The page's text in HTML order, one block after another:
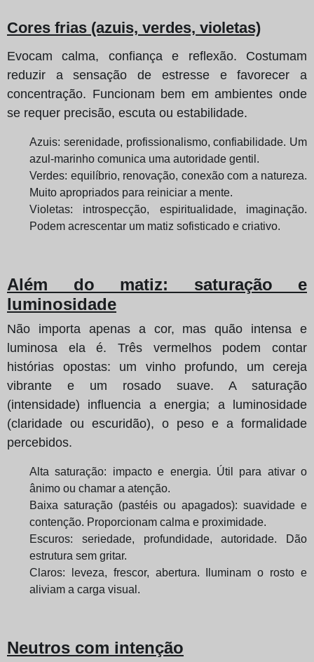
Cores frias (azuis, verdes, violetas)
Evocam calma, confiança e reflexão. Costumam
reduzir a sensação de estresse e favorecer a
concentração. Funcionam bem em ambientes onde
se requer precisão, escuta ou estabilidade.
Azuis: serenidade, profissionalismo, confiabilidade. Um
azul-marinho comunica uma autoridade gentil.
Verdes: equilíbrio, renovação, conexão com a natureza.
Muito apropriados para reiniciar a mente.
Violetas: introspecção, espiritualidade, imaginação.
Podem acrescentar um matiz sofisticado e criativo.
Além do matiz: saturação e
luminosidade
Não importa apenas a cor, mas quão intensa e
luminosa ela é. Três vermelhos podem contar
histórias opostas: um vinho profundo, um cereja
vibrante e um rosado suave. A saturação
(intensidade) influencia a energia; a luminosidade
(claridade ou escuridão), o peso e a formalidade
percebidos.
Alta saturação: impacto e energia. Útil para ativar o
ânimo ou chamar a atenção.
Baixa saturação (pastéis ou apagados): suavidade e
contenção. Proporcionam calma e proximidade.
Escuros: seriedade, profundidade, autoridade. Dão
estrutura sem gritar.
Claros: leveza, frescor, abertura. Iluminam o rosto e
aliviam a carga visual.
Neutros com intenção